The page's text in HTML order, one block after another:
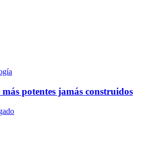
más potentes jamás construidos